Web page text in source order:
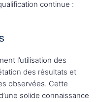
continue :
l’utilisation des
des résultats et
observées. Cette
solide connaissance